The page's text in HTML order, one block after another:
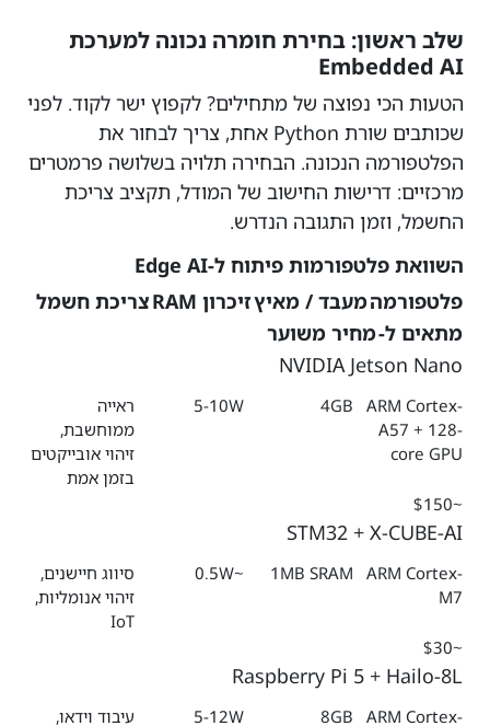
שלב ראשון: בחירת חומרה נכונה למערכת
Embedded AI
הטעות הכי נפוצה של מתחילים? לקפוץ ישר לקוד. לפני
שכותבים שורת Python אחת, צריך לבחור את
הפלטפורמה הנכונה. הבחירה תלויה בשלושה פרמטרים
מרכזיים: דרישות החישוב של המודל, תקציב צריכת
החשמל, וזמן התגובה הנדרש.
השוואת פלטפורמות פיתוח ל-Edge AI
פלטפורמהמעבד / מאיץזיכרון RAM
צריכת חשמל
מתאים ל-מחיר משוער
NVIDIA Jetson Nano
ARM Cortex-
A57 + 128-
core GPU
4GB
5-10W
ראייה
ממוחשבת,
זיהוי אובייקטים
בזמן אמת
~$150
STM32 + X-CUBE-AI
ARM Cortex-
M7
1MB SRAM
~0.5W
סיווג חיישנים,
זיהוי אנומליות,
IoT
~$30
Raspberry Pi 5 + Hailo-8L
ARM Cortex-
8GB
5-12W
עיבוד וידאו,